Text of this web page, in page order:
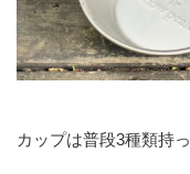
カップは普段3種類持